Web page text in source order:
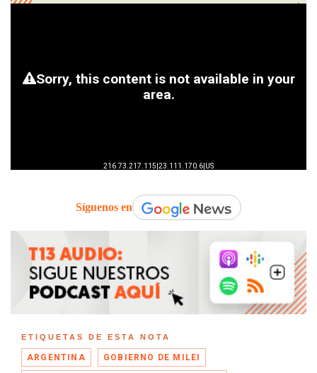
Síguenos en
ETIQUETAS DE ESTA NOTA
ARGENTINA GOBIERNO DE MILEI